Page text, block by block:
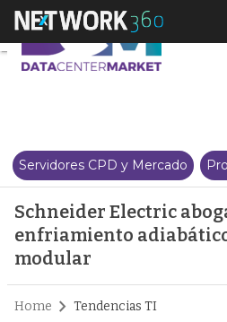
Servidores CPD y Mercado
Schneider Electric
enfriamiento
modular
Home Tendencias TI